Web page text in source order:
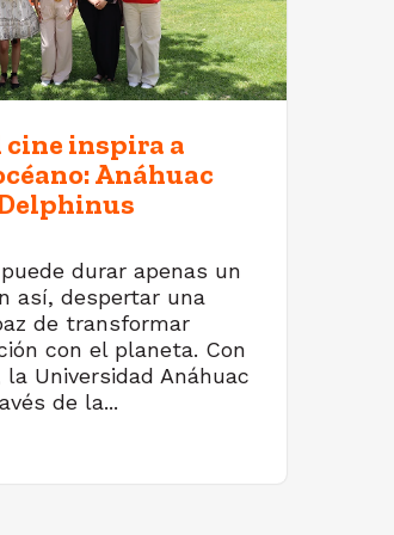
cine inspira a
Anáhuac
durar apenas un
así, despertar una
de transformar
con el planeta. Con
Universidad Anáhuac
de la...